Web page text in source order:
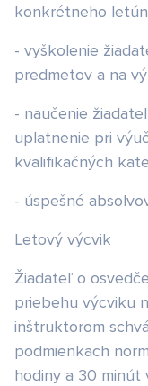
konkrétneho
- vyškolenie
predmetov a na
- naučenie
uplatnenie pri
kvalifikačných
- úspešné
Letový výcvik
Žiadateľ o
priebehu výcviku
inštruktorom
podmienkach
hodiny a 30 minút